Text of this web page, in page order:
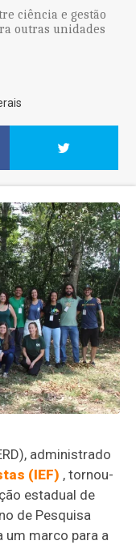
ciência e gestão
outras unidades
administrado
(IEF) , tornou-
estadual de
de Pesquisa
um marco para a